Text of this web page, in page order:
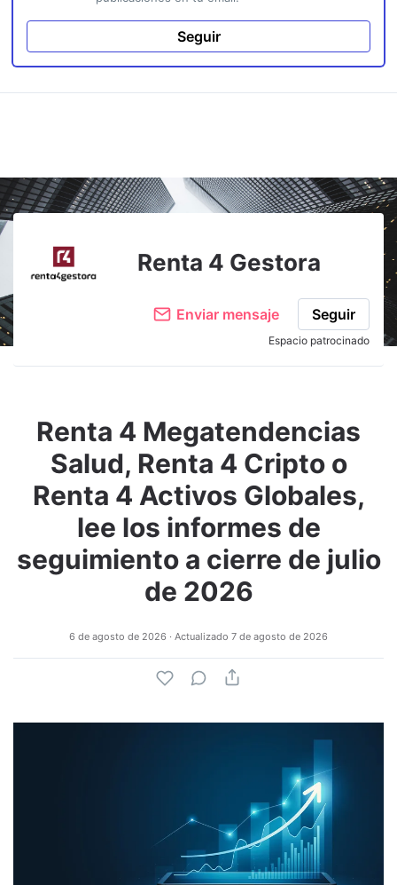
Seguir
Renta 4 Gestora
Enviar mensaje Seguir
Espacio patrocinado
Renta 4 Megatendencias
Salud, Renta 4 Cripto o
Renta 4 Activos Globales,
lee los informes de
seguimiento a cierre de julio
de 2026
6 de agosto de 2026 · Actualizado 7 de agosto de 2026